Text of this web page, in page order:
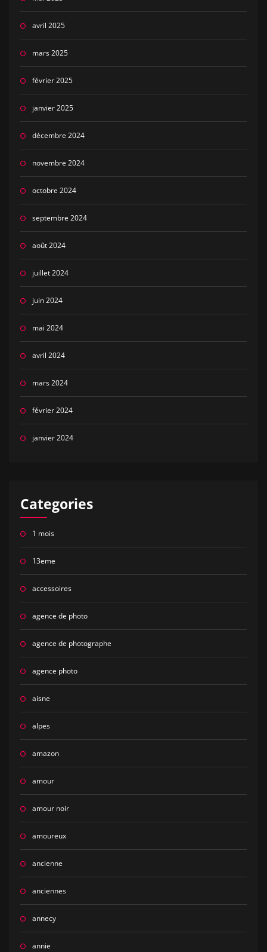
avril 2025
mars 2025
février 2025
janvier 2025
décembre 2024
novembre 2024
octobre 2024
septembre 2024
août 2024
juillet 2024
juin 2024
mai 2024
avril 2024
mars 2024
février 2024
janvier 2024
Categories
1 mois
13eme
accessoires
agence de photo
agence de photographe
agence photo
aisne
alpes
amazon
amour
amour noir
amoureux
ancienne
anciennes
annecy
annie